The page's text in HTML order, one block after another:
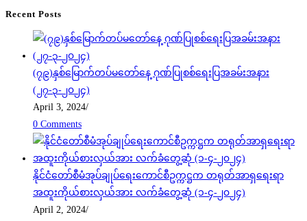
Recent Posts
(၇၉)နှစ်မြောက်တပ်မတော်နေ့ ဂုဏ်ပြုစစ်ရေးပြအခမ်းအနား
(၂၇-၃-၂၀၂၄)
April 3, 2024/
0 Comments
နိုင်ငံတော်စီမံအုပ်ချုပ်ရေးကောင်စီဥက္ကဋ္ဌက တရုတ်အာရှရေးရာ
အထူးကိုယ်စားလှယ်အား လက်ခံတွေ့ဆုံ (၁-၄-၂၀၂၄)
April 2, 2024/